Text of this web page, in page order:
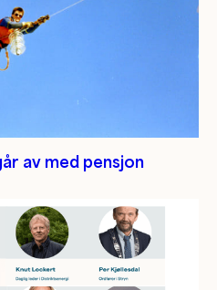
av med pensjon